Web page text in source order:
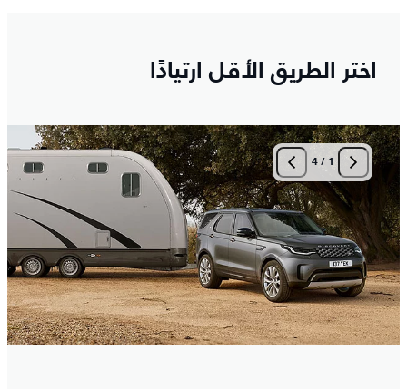
اختر الطريق الأقل ارتيادًا
1
/
4